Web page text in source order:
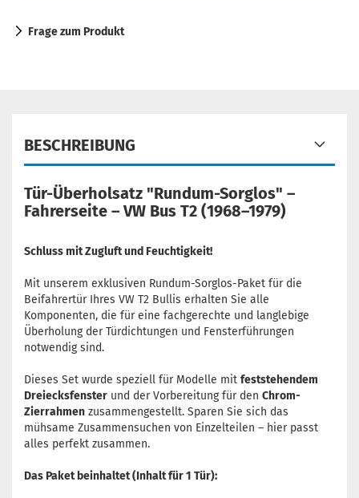
Frage zum Produkt
BESCHREIBUNG
Tür-Überholsatz "Rundum-Sorglos" –
Fahrerseite – VW Bus T2 (1968–1979)
Schluss mit Zugluft und Feuchtigkeit!
Mit unserem exklusiven Rundum-Sorglos-Paket für die
Beifahrertür Ihres VW T2 Bullis erhalten Sie alle
Komponenten, die für eine fachgerechte und langlebige
Überholung der Türdichtungen und Fensterführungen
notwendig sind.
Dieses Set wurde speziell für Modelle mit feststehendem
Dreiecksfenster und der Vorbereitung für den Chrom-
Zierrahmen zusammengestellt. Sparen Sie sich das
mühsame Zusammensuchen von Einzelteilen – hier passt
alles perfekt zusammen.
Das Paket beinhaltet (Inhalt für 1 Tür):